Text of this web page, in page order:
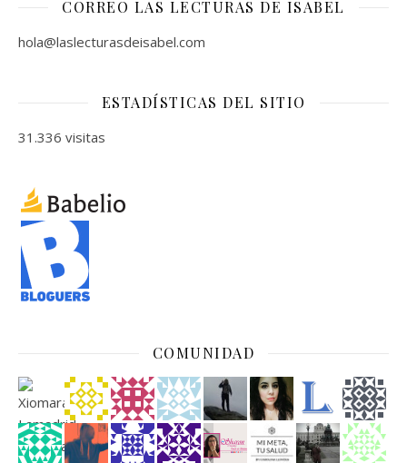
CORREO LAS LECTURAS DE ISABEL
hola@laslecturasdeisabel.com
ESTADÍSTICAS DEL SITIO
31.336 visitas
COMUNIDAD